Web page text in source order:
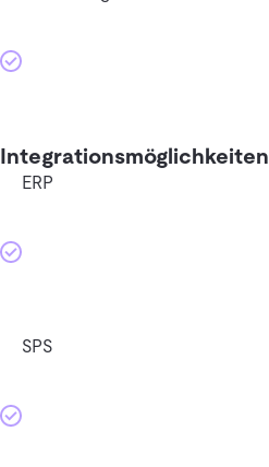
Integrationsmöglichkeiten
ERP
SPS